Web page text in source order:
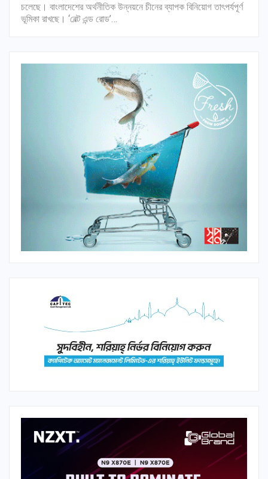
চলেছে। বাংলাদেশের অর্থনীতিক উন্নয়নে চীনের ব্যাপক বিনিয়োগ তাৎপর্যপূর্ণ
ভূমিকা রাখছে। ‘বেল্ট এন্ড রোড’…